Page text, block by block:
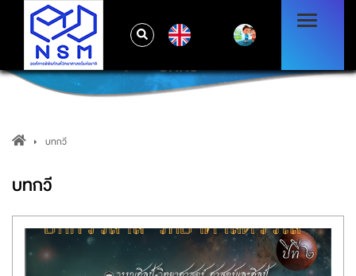
บทกวี
บทกวี
บทกวี